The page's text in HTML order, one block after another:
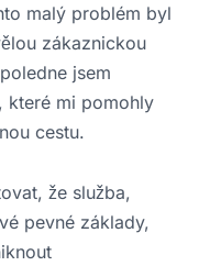
malý problém byl
zákaznickou
jsem
které mi pomohly
cestu.
že služba,
pevné základy,